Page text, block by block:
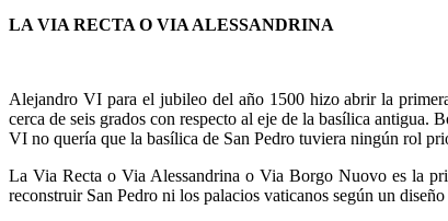
LA VIA RECTA O VIA ALESSANDRINA
Alejandro VI para el jubileo del año 1500 hizo abrir la
cerca de seis grados con respecto al eje de la basílica
VI no quería que la basílica de San Pedro tuviera ningún rol
La Via Recta o Via Alessandrina o Via Borgo Nuovo es la
reconstruir San Pedro ni los palacios vaticanos según un